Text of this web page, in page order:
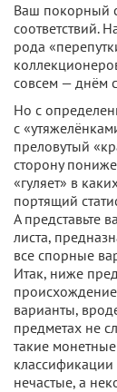
Ваш покорный
соответствий.
рода
совсем — днём
Но с
с
преловутый
сторону
«гуляет» в
портящий
А представьте
листа,
все спорные
Итак, ниже
варианты,
предметах не
такие
нечастые, а